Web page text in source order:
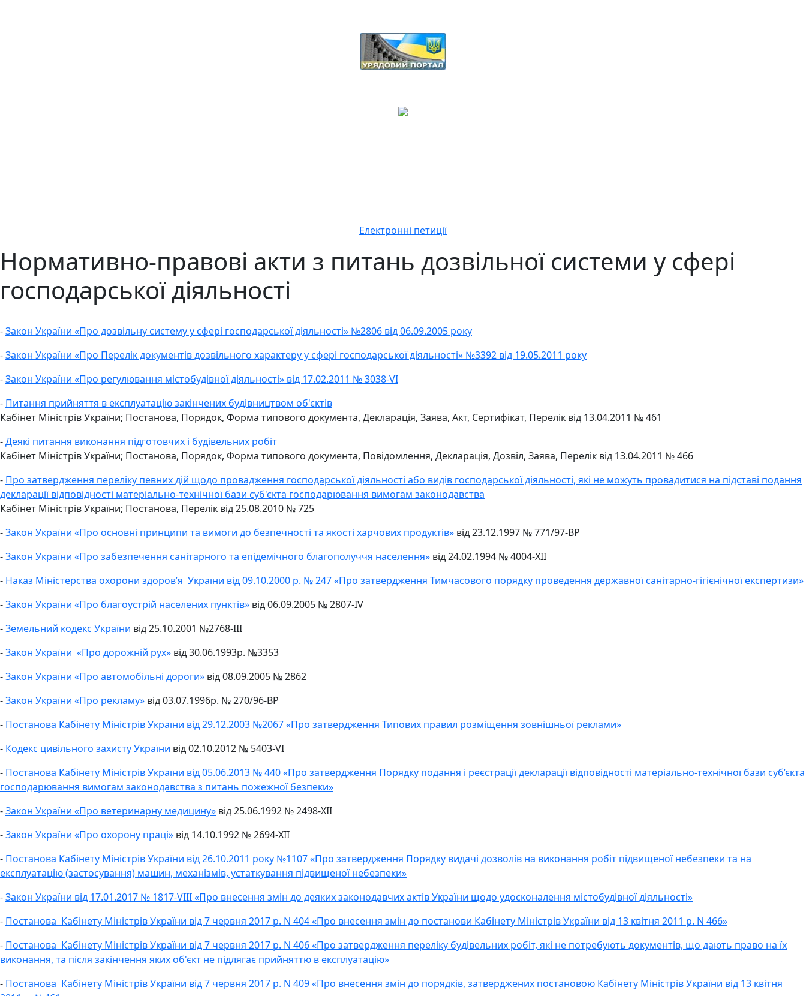
Електронні петиції
Нормативно-правові акти з питань дозвільної системи у сфері
господарської діяльності
-Закон України «Про дозвільну систему у сфері господарської діяльності» №2806 від 06.09.2005 року
-Закон України «Про Перелік документів дозвільного характеру у сфері господарської діяльності» №3392 від 19.05.2011 року
-Закон України «Про регулювання містобудівної діяльності» від 17.02.2011 № 3038-VI
- Питання прийняття в експлуатацію закінчених будівництвом об'єктів
Кабінет Міністрів України; Постанова, Порядок, Форма типового документа, Декларація, Заява, Акт, Сертифікат, Перелік від 13.04.2011 № 461
-Деякі питання виконання підготовчих і будівельних робіт
Кабінет Міністрів України; Постанова, Порядок, Форма типового документа, Повідомлення, Декларація, Дозвіл, Заява, Перелік від 13.04.2011 № 466
- Про затвердження переліку певних дій щодо провадження господарської діяльності або видів господарської діяльності, які не можуть провадитися на підставі подання
декларації відповідності матеріально-технічної бази суб'єкта господарювання вимогам законодавства
Кабінет Міністрів України; Постанова, Перелік від 25.08.2010 № 725
-Закон України «Про основні принципи та вимоги до безпечності та якості харчових продуктів» від 23.12.1997 № 771/97-ВР
-Закон України «Про забезпечення санітарного та епідемічного благополуччя населення» від 24.02.1994 № 4004-XII
- Наказ Міністерства охорони здоров’я України від 09.10.2000 р. № 247 «Про затвердження Тимчасового порядку проведення державної санітарно-гігієнічної експертизи»
-Закон України «Про благоустрій населених пунктів» від 06.09.2005 № 2807-IV
-Земельний кодекс України від 25.10.2001 №2768-ІІI
-Закон України «Про дорожній рух» від 30.06.1993р. №3353
-Закон України «Про автомобільні дороги» від 08.09.2005 № 2862
-Закон України «Про рекламу» від 03.07.1996р. № 270/96-ВР
- Постанова Кабінету Міністрів України від 29.12.2003 №2067 «Про затвердження Типових правил розміщення зовнішньої реклами»
- Кодекс цивільного захисту України від 02.10.2012 № 5403-VI
- Постанова Кабінету Міністрів України від 05.06.2013 № 440 «Про затвердження Порядку подання і реєстрації декларації відповідності матеріально-технічної бази суб’єкта
господарювання вимогам законодавства з питань пожежної безпеки»
-Закон України «Про ветеринарну медицину» від 25.06.1992 № 2498-XII
-Закон України «Про охорону праці» від 14.10.1992 № 2694-XII
- Постанова Кабінету Міністрів України від 26.10.2011 року №1107 «Про затвердження Порядку видачі дозволів на виконання робіт підвищеної небезпеки та на
експлуатацію (застосування) машин, механізмів, устаткування підвищеної небезпеки»
-Закон України від 17.01.2017 № 1817-VIII «Про внесення змін до деяких законодавчих актів України щодо удосконалення містобудівної діяльності»
- Постанова Кабінету Міністрів України від 7 червня 2017 р. N 404 «Про внесення змін до постанови Кабінету Міністрів України від 13 квітня 2011 р. N 466»
- Постанова Кабінету Міністрів України від 7 червня 2017 р. N 406 «Про затвердження переліку будівельних робіт, які не потребують документів, що дають право на їх
виконання, та після закінчення яких об'єкт не підлягає прийняттю в експлуатацію»
- Постанова Кабінету Міністрів України від 7 червня 2017 р. N 409 «Про внесення змін до порядків, затверджених постановою Кабінету Міністрів України від 13 квітня